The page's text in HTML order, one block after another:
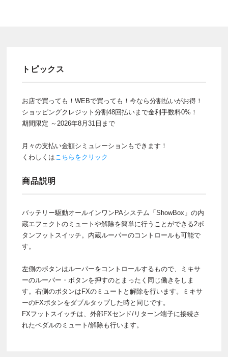
トピックス
お店で買っても！WEBで買っても！今なら分割払いがお得！
ショッピングクレジット分割48回払いまで金利手数料0%！
期間限定 ～2026年8月31日まで
月々の支払い金額シミュレーションもできます！
くわしくはこちらをクリック
商品説明
バッテリー駆動オールインワンPAシステム「ShowBox」の内
蔵エフェクトのミュートや解除を簡単に行うことができる2ボ
タンフットスイッチ。内蔵ルーパーのコントロールも可能で
す。
左側のボタンはルーパーをコントロールするもので、ミキサ
ーのルーパー・ボタンを押すのとまったく同じ働きをしま
す。右側のボタンはFXのミュートと解除を行います。ミキサ
ーのFXボタンをダブルタップした時と同じです。
FXフットスイッチは、外部FXセンド/リターン端子に接続さ
れたペダルのミュート/解除も行います。